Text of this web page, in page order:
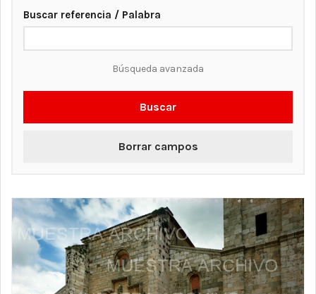
Buscar referencia / Palabra
Búsqueda avanzada
Buscar
Borrar campos